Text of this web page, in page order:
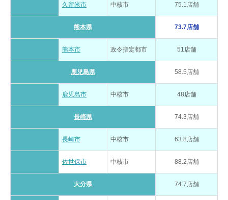
久留米市 中核市 75.1店舗
熊本県 73.7店舗
熊本市 政令指定都市 51店舗
鹿児島県 58.5店舗
鹿児島市 中核市 48店舗
長崎県 74.3店舗
長崎市 中核市 63.8店舗
佐世保市 中核市 88.2店舗
大分県 74.7店舗